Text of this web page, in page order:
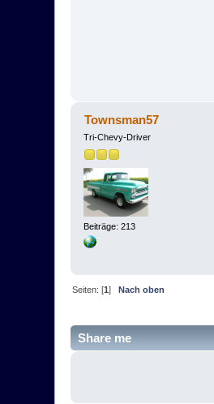
Townsman57
Tri-Chevy-Driver
Beiträge: 213
Seiten: [1]Nach oben
Share me